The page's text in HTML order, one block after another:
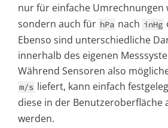
nur für einfache Umrechnungen
sondern auch für hPa nach inHg
Ebenso sind unterschiedliche
innerhalb des eigenen
Während Sensoren also
m/s liefert, kann einfach
diese in der Benutzeroberfläche
werden.